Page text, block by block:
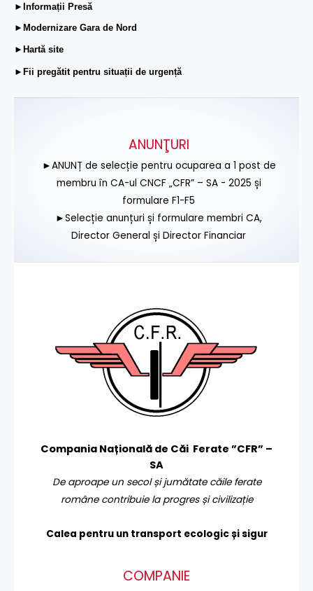
►Informații Presă
►Modernizare Gara de Nord
►Hartă site
►Fii pregătit pentru situații de urgență
ANUNŢURI
►ANUNȚ de selecție pentru ocuparea a 1 post de
membru în CA-ul CNCF „CFR” – SA - 2025 și
formulare F1-F5
►Selecție anunțuri și formulare membri CA,
Director General și Director Financiar
Compania Națională de Căi Ferate ”CFR” –
SA
De aproape un secol și jumătate căile ferate
române contribuie la progres și civilizație
Calea pentru un transport ecologic și sigur
COMPANIE